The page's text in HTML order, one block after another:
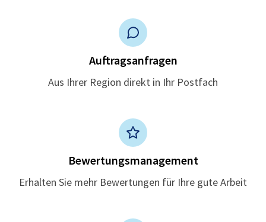
Auftragsanfragen
Aus Ihrer Region direkt in Ihr Postfach
Bewertungsmanagement
Erhalten Sie mehr Bewertungen für Ihre gute Arbeit